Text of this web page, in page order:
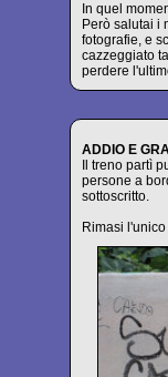
In quel
Però salutai i
fotografie, e
cazzeggiato
perdere
ADDIO E
Il treno partì
persone a
sottoscritto.
Rimasi